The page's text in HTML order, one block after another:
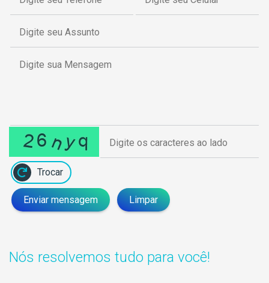
Trocar
Enviar mensagem Limpar
Nós resolvemos tudo para você!